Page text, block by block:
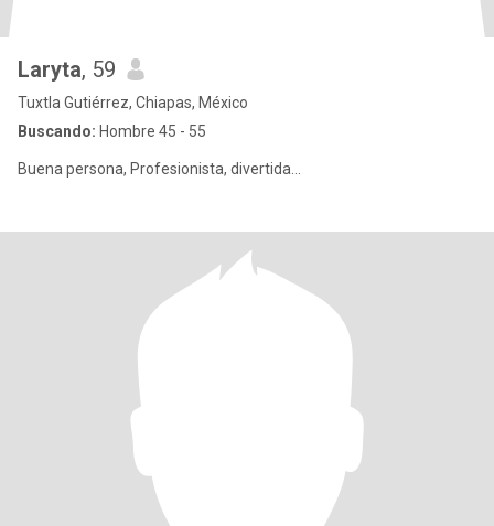
Laryta, 59
Tuxtla Gutiérrez, Chiapas, México
Buscando: Hombre 45 - 55
Buena persona, Profesionista, divertida...